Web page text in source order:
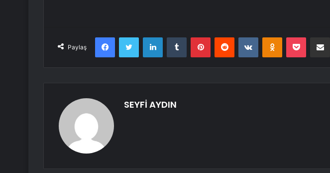
Paylaş
FacebookTwitter LinkedInTumblr PinterestReddit VKontakteOdnoklassniki
Pocket
SEYFİ AYDIN